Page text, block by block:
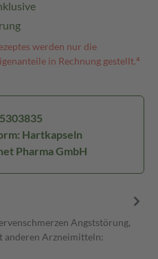
werden nur die
in Rechnung gestellt.⁴
Hartkapseln
Pharma GmbH
Angststörung,
anderen Arzneimitteln: